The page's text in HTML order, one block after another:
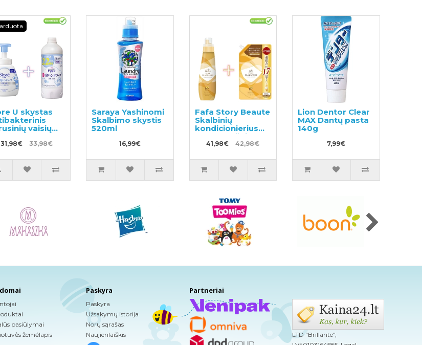
U skystas
vaisių
rankų
500ml +
31,98€ 33,98€
Saraya Yashinomi
Skalbimo skystis
520ml
16,99€
Fafa Story Beaute
Skalbinių
kondicionierius
600ml + užpildas
840ml
41,98€ 42,98€
Lion Dentor Clear
MAX Dantų pasta
140g
7,99€
pasiūlymai
žemėlapis
Paskyra
Paskyra
Užsakymų istorija
Norų sąrašas
Naujienlaiškis
Partneriai
LTD "Brillante",